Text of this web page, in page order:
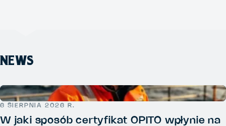
NEWS
6 SIERPNIA 2026 R.
W jaki sposób certyfikat OPITO wpłynie na